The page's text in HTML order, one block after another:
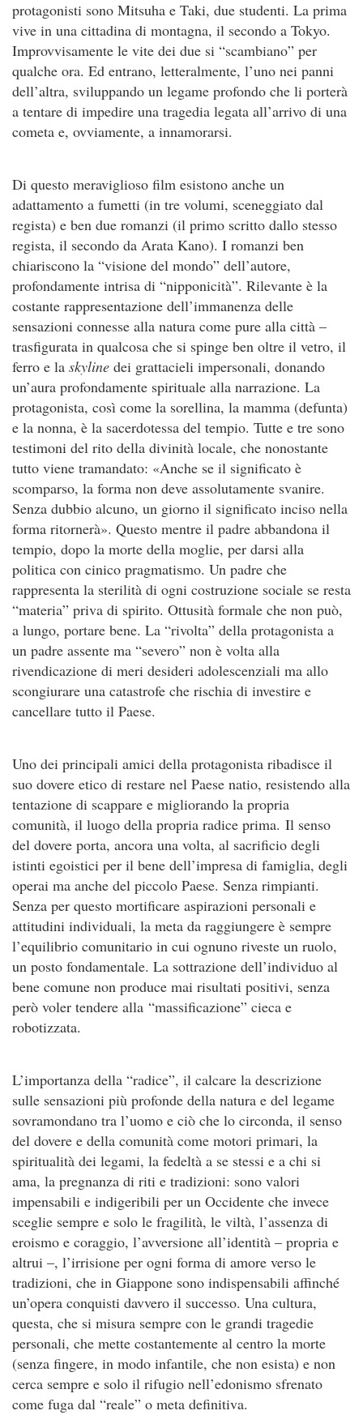
protagonisti sono Mitsuha e Taki, due studenti. La prima
vive in una cittadina di montagna, il secondo a Tokyo.
Improvvisamente le vite dei due si “scambiano” per
qualche ora. Ed entrano, letteralmente, l’uno nei panni
dell’altra, sviluppando un legame profondo che li porterà
a tentare di impedire una tragedia legata all’arrivo di una
cometa e, ovviamente, a innamorarsi.
Di questo meraviglioso film esistono anche un
adattamento a fumetti (in tre volumi, sceneggiato dal
regista) e ben due romanzi (il primo scritto dallo stesso
regista, il secondo da Arata Kano). I romanzi ben
chiariscono la “visione del mondo” dell’autore,
profondamente intrisa di “nipponicità”. Rilevante è la
costante rappresentazione dell’immanenza delle
sensazioni connesse alla natura come pure alla città –
trasfigurata in qualcosa che si spinge ben oltre il vetro, il
ferro e la skyline dei grattacieli impersonali, donando
un’aura profondamente spirituale alla narrazione. La
protagonista, così come la sorellina, la mamma (defunta)
e la nonna, è la sacerdotessa del tempio. Tutte e tre sono
testimoni del rito della divinità locale, che nonostante
tutto viene tramandato: «Anche se il significato è
scomparso, la forma non deve assolutamente svanire.
Senza dubbio alcuno, un giorno il significato inciso nella
forma ritornerà». Questo mentre il padre abbandona il
tempio, dopo la morte della moglie, per darsi alla
politica con cinico pragmatismo. Un padre che
rappresenta la sterilità di ogni costruzione sociale se resta
“materia” priva di spirito. Ottusità formale che non può,
a lungo, portare bene. La “rivolta” della protagonista a
un padre assente ma “severo” non è volta alla
rivendicazione di meri desideri adolescenziali ma allo
scongiurare una catastrofe che rischia di investire e
cancellare tutto il Paese.
Uno dei principali amici della protagonista ribadisce il
suo dovere etico di restare nel Paese natio, resistendo alla
tentazione di scappare e migliorando la propria
comunità, il luogo della propria radice prima. Il senso
del dovere porta, ancora una volta, al sacrificio degli
istinti egoistici per il bene dell’impresa di famiglia, degli
operai ma anche del piccolo Paese. Senza rimpianti.
Senza per questo mortificare aspirazioni personali e
attitudini individuali, la meta da raggiungere è sempre
l’equilibrio comunitario in cui ognuno riveste un ruolo,
un posto fondamentale. La sottrazione dell’individuo al
bene comune non produce mai risultati positivi, senza
però voler tendere alla “massificazione” cieca e
robotizzata.
L’importanza della “radice”, il calcare la descrizione
sulle sensazioni più profonde della natura e del legame
sovramondano tra l’uomo e ciò che lo circonda, il senso
del dovere e della comunità come motori primari, la
spiritualità dei legami, la fedeltà a se stessi e a chi si
ama, la pregnanza di riti e tradizioni: sono valori
impensabili e indigeribili per un Occidente che invece
sceglie sempre e solo le fragilità, le viltà, l’assenza di
eroismo e coraggio, l’avversione all’identità – propria e
altrui –, l’irrisione per ogni forma di amore verso le
tradizioni, che in Giappone sono indispensabili affinché
un’opera conquisti davvero il successo. Una cultura,
questa, che si misura sempre con le grandi tragedie
personali, che mette costantemente al centro la morte
(senza fingere, in modo infantile, che non esista) e non
cerca sempre e solo il rifugio nell’edonismo sfrenato
come fuga dal “reale” o meta definitiva.